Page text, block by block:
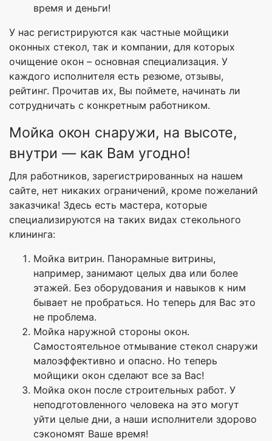
время и деньги!
У нас регистрируются как частные мойщики
оконных стекол, так и компании, для которых
очищение окон – основная специализация. У
каждого исполнителя есть резюме, отзывы,
рейтинг. Прочитав их, Вы поймете, начинать ли
сотрудничать с конкретным работником.
Мойка окон снаружи, на высоте,
внутри — как Вам угодно!
Для работников, зарегистрированных на нашем
сайте, нет никаких ограничений, кроме пожеланий
заказчика! Здесь есть мастера, которые
специализируются на таких видах стекольного
клининга:
Мойка витрин. Панорамные витрины,
например, занимают целых два или более
этажей. Без оборудования и навыков к ним
бывает не пробраться. Но теперь для Вас это
не проблема.
Мойка наружной стороны окон.
Самостоятельное отмывание стекол снаружи
малоэффективно и опасно. Но теперь
мойщики окон сделают все за Вас!
Мойка окон после строительных работ. У
неподготовленного человека на это могут
уйти целые дни, а наши исполнители здорово
сэкономят Ваше время!